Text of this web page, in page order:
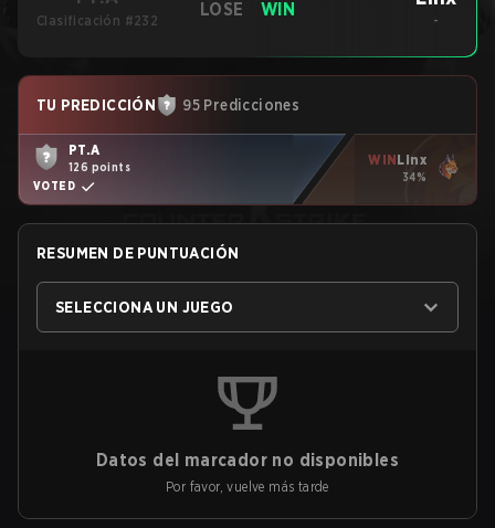
Clasificación #232
LOSE WIN
-
TU PREDICCIÓN 95 Predicciones
PT.A
126 points
VOTED
WINLinx
34%
RESUMEN DE PUNTUACIÓN
SELECCIONA UN JUEGO
Datos del marcador no disponibles
Por favor, vuelve más tarde